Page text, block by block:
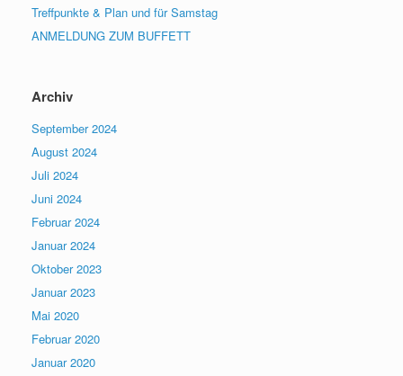
Treffpunkte & Plan und für Samstag
ANMELDUNG ZUM BUFFETT
Archiv
September 2024
August 2024
Juli 2024
Juni 2024
Februar 2024
Januar 2024
Oktober 2023
Januar 2023
Mai 2020
Februar 2020
Januar 2020